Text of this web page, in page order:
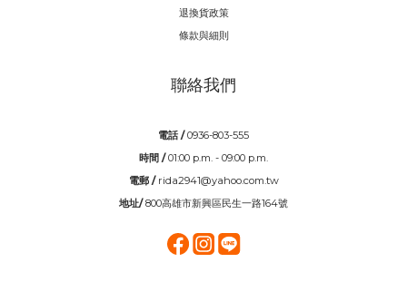
退換貨政策
條款與細則
聯絡我們
電話 /0936-803-555
時間 /01:00 p.m. - 09:00 p.m.
電郵 / rida2941@yahoo.com.tw
地址/800高雄市新興區民生一路164號